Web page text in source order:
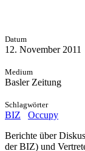
Datum
12. November 2011
Medium
Basler Zeitung
Schlagwörter
BIZ
Occupy
Berichte über
der BIZ) und